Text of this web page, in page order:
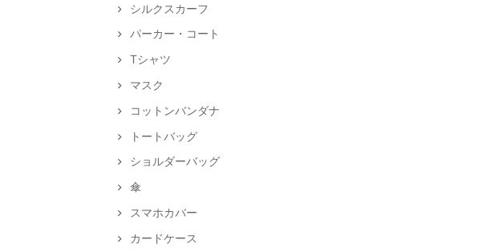
シルクスカーフ
パーカー・コート
Tシャツ
マスク
コットンバンダナ
トートバッグ
ショルダーバッグ
傘
スマホカバー
カードケース